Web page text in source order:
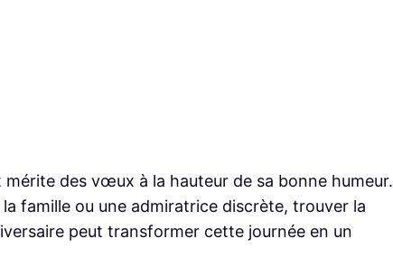
mérite des vœux à la hauteur de sa bonne humeur.
famille ou une admiratrice discrète, trouver la
peut transformer cette journée en un